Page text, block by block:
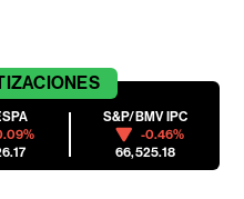
S&P/BMV IPC
-0.46%
66,525.18